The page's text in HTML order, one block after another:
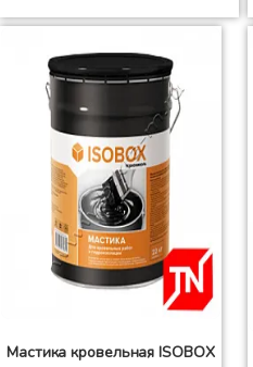
Мастика кровельная ISOBOX